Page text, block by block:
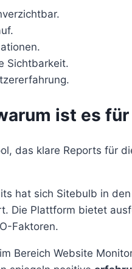
Sichtbarkeit.
ist es
das klare Reports für
hat sich Sitebulb in
Die Plattform bietet
Faktoren.
im Bereich Website